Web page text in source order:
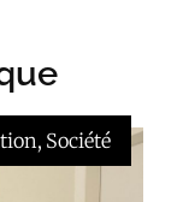
, Société